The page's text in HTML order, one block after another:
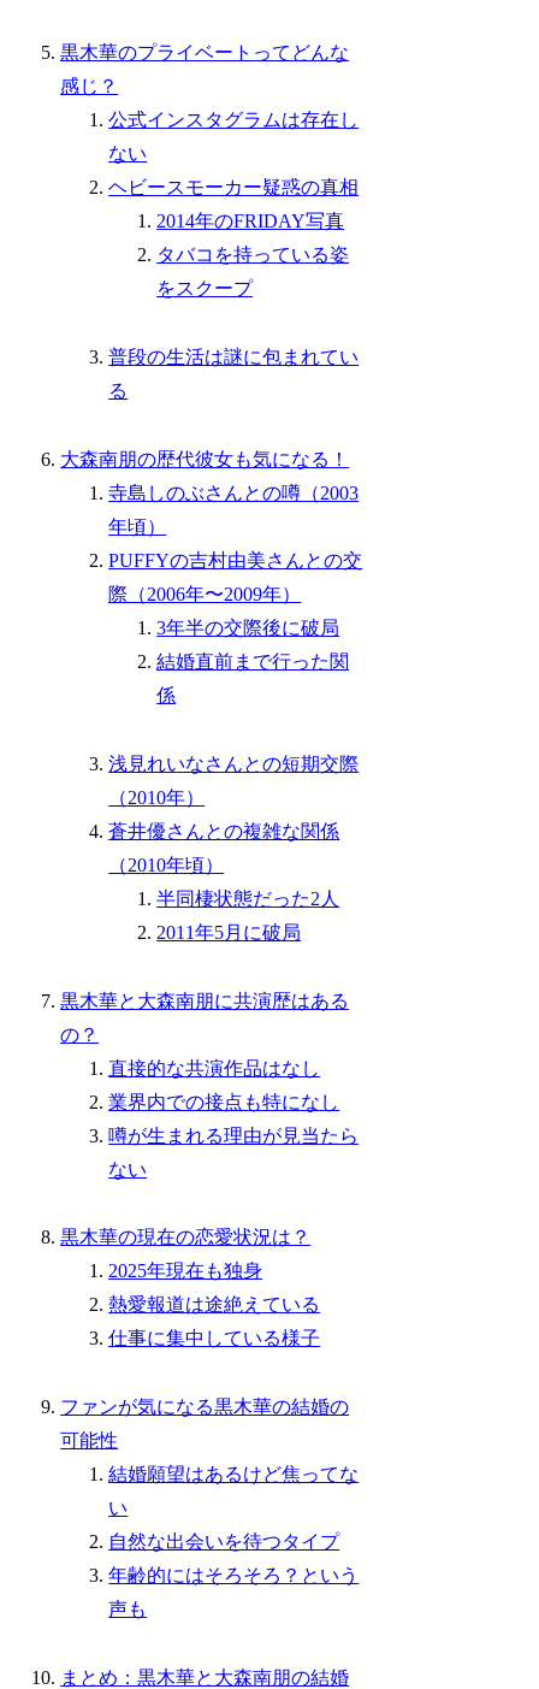
黒木華のプライベートってどんな
感じ？
公式インスタグラムは存在し
ない
ヘビースモーカー疑惑の真相
2014年のFRIDAY写真
タバコを持っている姿
をスクープ
普段の生活は謎に包まれてい
る
大森南朋の歴代彼女も気になる！
寺島しのぶさんとの噂（2003
年頃）
PUFFYの吉村由美さんとの交
際（2006年〜2009年）
3年半の交際後に破局
結婚直前まで行った関
係
浅見れいなさんとの短期交際
（2010年）
蒼井優さんとの複雑な関係
（2010年頃）
半同棲状態だった2人
2011年5月に破局
黒木華と大森南朋に共演歴はある
の？
直接的な共演作品はなし
業界内での接点も特になし
噂が生まれる理由が見当たら
ない
黒木華の現在の恋愛状況は？
2025年現在も独身
熱愛報道は途絶えている
仕事に集中している様子
ファンが気になる黒木華の結婚の
可能性
結婚願望はあるけど焦ってな
い
自然な出会いを待つタイプ
年齢的にはそろそろ？という
声も
まとめ：黒木華と大森南朋の結婚